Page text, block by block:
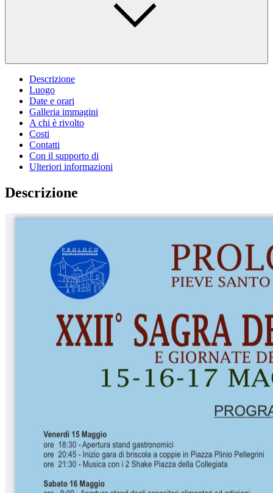
Descrizione
Luogo
Date e orari
Galleria immagini
A chi è rivolto
Costi
Contatti
Con il supporto di
Ulteriori informazioni
Descrizione